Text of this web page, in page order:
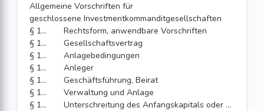
Allgemeine Vorschriften für
geschlossene Investmentkommanditgesellschaften
§ 149
Rechtsform, anwendbare Vorschriften
§ 150
Gesellschaftsvertrag
§ 151
Anlagebedingungen
§ 152
Anleger
§ 153
Geschäftsführung, Beirat
§ 154
Verwaltung und Anlage
§ 155
Unterschreitung des Anfangskapitals oder der Eigenmittel